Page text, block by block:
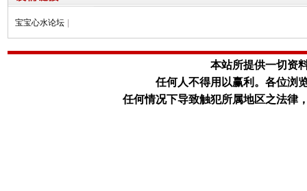
宝宝心水论坛
本站所提供一切资
任何人不得用以赢利。 各位浏
任何情况下导致触犯所属地区之法律